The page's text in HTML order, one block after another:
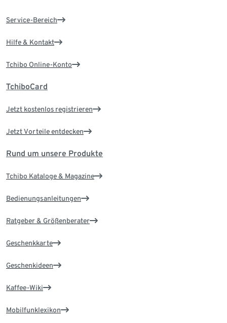
Service-Bereich
Hilfe & Kontakt
Tchibo Online-Konto
TchiboCard
Jetzt kostenlos registrieren
Jetzt Vorteile entdecken
Rund um unsere Produkte
Tchibo Kataloge & Magazine
Bedienungsanleitungen
Ratgeber & Größenberater
Geschenkkarte
Geschenkideen
Kaffee-Wiki
Mobilfunklexikon